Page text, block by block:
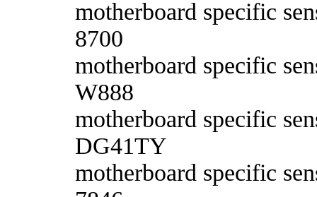
motherboard specific
8700
motherboard specific
W888
motherboard specific
DG41TY
motherboard specific